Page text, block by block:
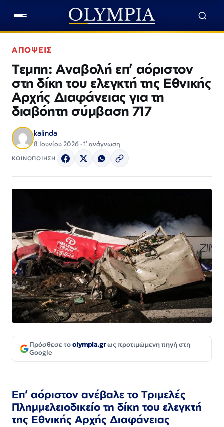
ΑΠΟΨΕΙΣ
Τεμπη: Αναβολή επ’ αόριστον
στη δίκη του ελεγκτή της Εθνικής
Αρχής Διαφάνειας για τη
διαβόητη σύμβαση 717
kalinda
8 Ιουνίου 2026 · 1΄ ανάγνωση
ΚΟΙΝΟΠΟΙΗΣΗ
Πρόσθεσε τοolympia.grως προτιμώμενη πηγή στη
Google
Επ’ αόριστον ανέβαλε το Τριμελές
Πλημμελειοδικείο τη δίκη του ελεγκτή
της Εθνικής Αρχής Διαφάνειας